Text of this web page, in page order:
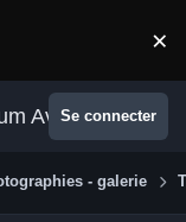
×
AvexSe connecter
- galerie